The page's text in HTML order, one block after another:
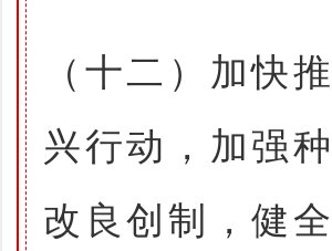
（十二）加快
兴行动，加强
改良创制，健